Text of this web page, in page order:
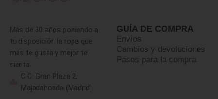
Más de 30 años poniendo a
tu disposición la ropa que
más te gusta y mejor te
sienta
C.C. Gran Plaza 2,
Majadahonda (Madrid)
GUÍA DE COMPRA
Envíos
Cambios y devoluciones
Pasos para la compra